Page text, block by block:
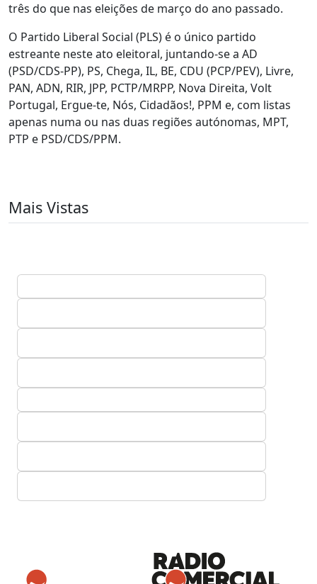
três do que nas eleições de março do ano passado.
O Partido Liberal Social (PLS) é o único partido
estreante neste ato eleitoral, juntando-se a AD
(PSD/CDS-PP), PS, Chega, IL, BE, CDU (PCP/PEV), Livre,
PAN, ADN, RIR, JPP, PCTP/MRPP, Nova Direita, Volt
Portugal, Ergue-te, Nós, Cidadãos!, PPM e, com listas
apenas numa ou nas duas regiões autónomas, MPT,
PTP e PSD/CDS/PPM.
Mais Vistas